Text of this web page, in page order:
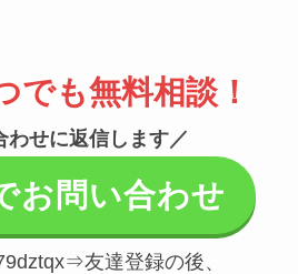
でも無料相談！
わせに返信します／
お問い合わせ
友達登録の後、